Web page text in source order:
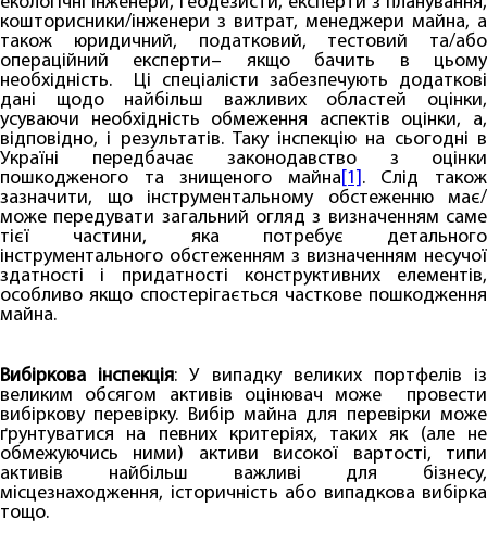
кошторисники/інженери з витрат, менеджери майна, а
також юридичний, податковий, тестовий та/або
операційний експерти– якщо бачить в цьому
необхідність. Ці спеціалісти забезпечують додаткові
дані щодо найбільш важливих областей оцінки,
усуваючи необхідність обмеження аспектів оцінки, а,
відповідно, і результатів. Таку інспекцію на сьогодні в
Україні передбачає законодавство з оцінки
пошкодженого та знищеного майна [1] . Слід також
зазначити, що інструментальному обстеженню має/
може передувати загальний огляд з визначенням саме
тієї частини, яка потребує детального
інструментального обстеженням з визначенням несучої
здатності і придатності конструктивних елементів,
особливо якщо спостерігається часткове пошкодження
майна.
Вибіркова інспекція: У випадку великих портфелів із
великим обсягом активів оцінювач може провести
вибіркову перевірку. Вибір майна для перевірки може
ґрунтуватися на певних критеріях, таких як (але не
обмежуючись ними) активи високої вартості, типи
активів найбільш важливі для бізнесу,
місцезнаходження, історичність або випадкова вибірка
тощо.